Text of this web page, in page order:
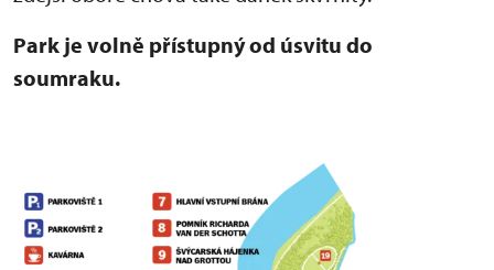
Park je volně přístupný od úsvitu do
soumraku.